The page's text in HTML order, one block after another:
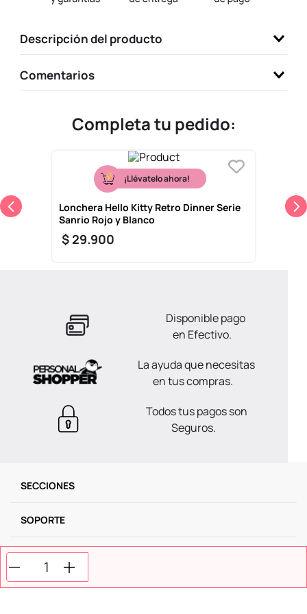
Descripción del producto
Comentarios
Completa tu pedido:
¡Llévatelo ahora!
Lonchera Hello Kitty Retro Dinner Serie
Sanrio Rojo y Blanco
$ 29.900
Disponible pago
en Efectivo.
La ayuda que necesitas
en tus compras.
Todos tus pagos son
Seguros.
SECCIONES
SOPORTE
SERVICIOS
NOSOTROS
10. one piece